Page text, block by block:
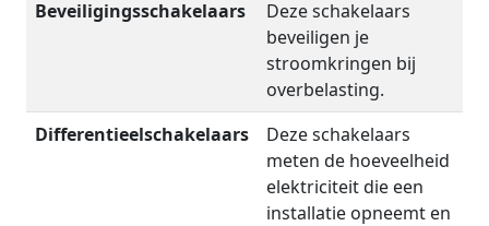
Beveiligingsschakelaars
Deze schakelaars
beveiligen je
stroomkringen bij
overbelasting.
Differentieelschakelaars
Deze schakelaars
meten de hoeveelheid
elektriciteit die een
installatie opneemt en